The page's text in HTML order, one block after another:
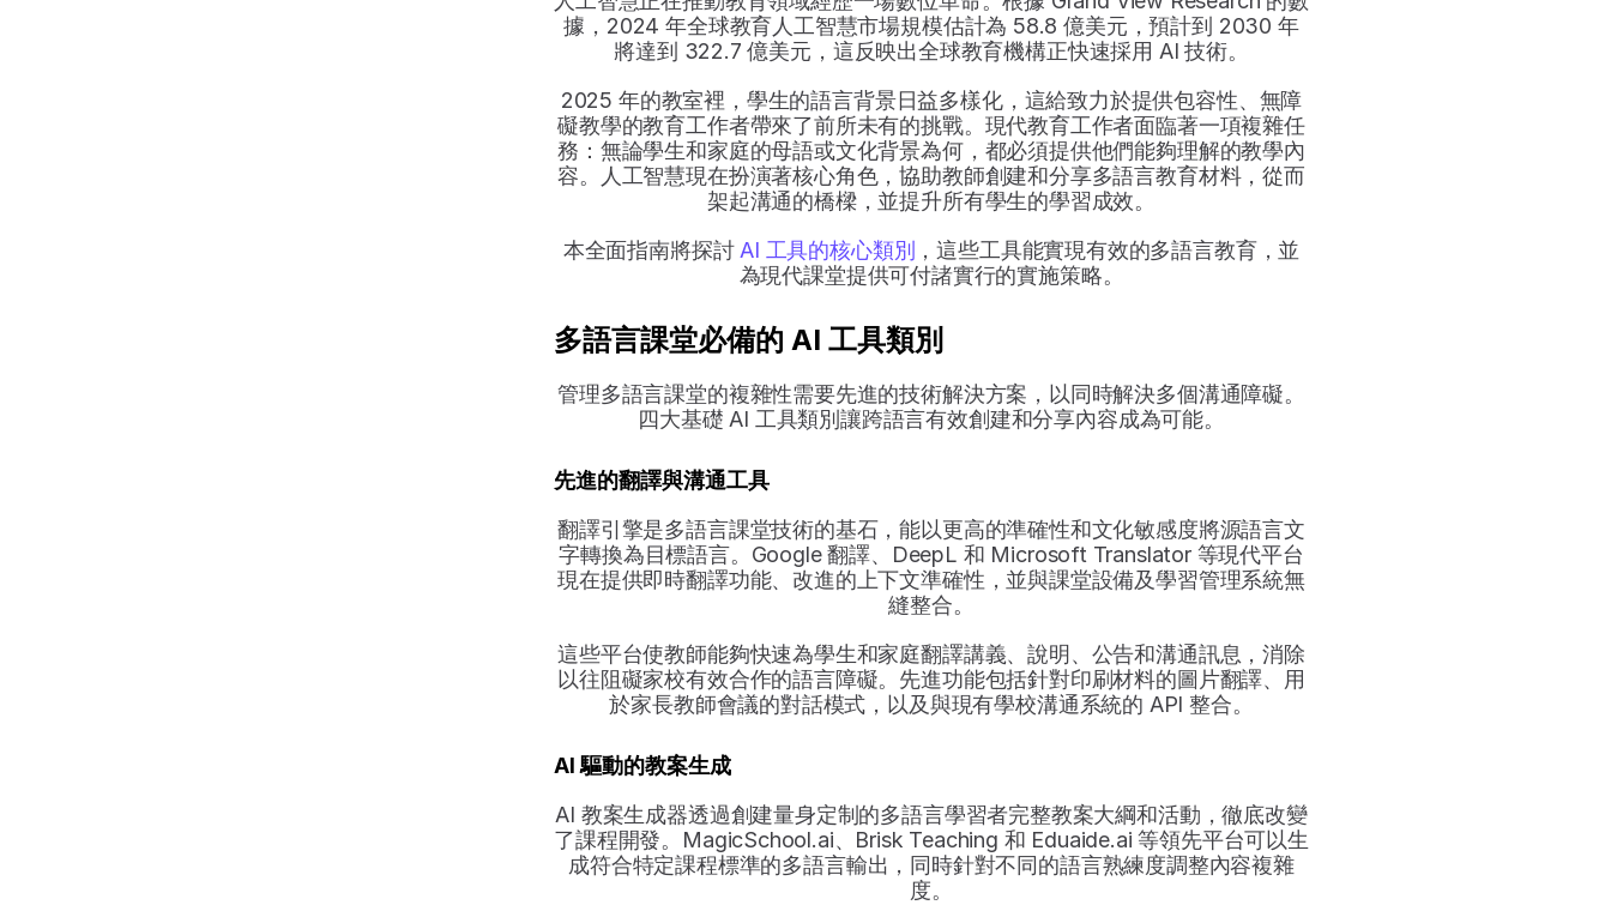
據，2024 年全球教育人工智慧市場規模估計為 58.8 億美元，預計到 2030 年
將達到 322.7 億美元，這反映出全球教育機構正快速採用 AI 技術。
2025 年的教室裡，學生的語言背景日益多樣化，這給致力於提供包容性、無障
礙教學的教育工作者帶來了前所未有的挑戰。現代教育工作者面臨著一項複雜任
務：無論學生和家庭的母語或文化背景為何，都必須提供他們能夠理解的教學內
容。人工智慧現在扮演著核心角色，協助教師創建和分享多語言教育材料，從而
架起溝通的橋樑，並提升所有學生的學習成效。
本全面指南將探討 AI 工具的核心類別 ，這些工具能實現有效的多語言教育，並
為現代課堂提供可付諸實行的實施策略。
多語言課堂必備的 AI 工具類別
管理多語言課堂的複雜性需要先進的技術解決方案，以同時解決多個溝通障礙。
四大基礎 AI 工具類別讓跨語言有效創建和分享內容成為可能。
先進的翻譯與溝通工具
翻譯引擎是多語言課堂技術的基石，能以更高的準確性和文化敏感度將源語言文
字轉換為目標語言。Google 翻譯、DeepL 和 Microsoft Translator 等現代平台
現在提供即時翻譯功能、改進的上下文準確性，並與課堂設備及學習管理系統無
縫整合。
這些平台使教師能夠快速為學生和家庭翻譯講義、說明、公告和溝通訊息，消除
以往阻礙家校有效合作的語言障礙。先進功能包括針對印刷材料的圖片翻譯、用
於家長教師會議的對話模式，以及與現有學校溝通系統的 API 整合。
AI 驅動的教案生成
AI 教案生成器透過創建量身定制的多語言學習者完整教案大綱和活動，徹底改變
了課程開發。MagicSchool.ai、Brisk Teaching 和 Eduaide.ai 等領先平台可以生
成符合特定課程標準的多語言輸出，同時針對不同的語言熟練度調整內容複雜
度。